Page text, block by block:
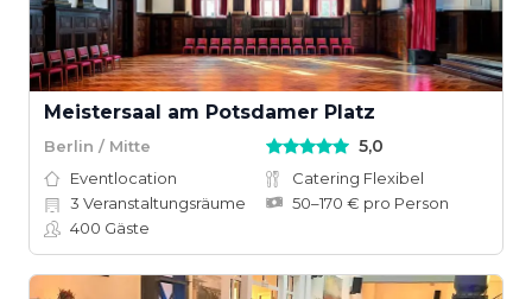
Meistersaal am Potsdamer Platz
Berlin / Mitte 5,0
Eventlocation
Catering Flexibel
3 Veranstaltungsräume
50–170 € pro Person
400 Gäste